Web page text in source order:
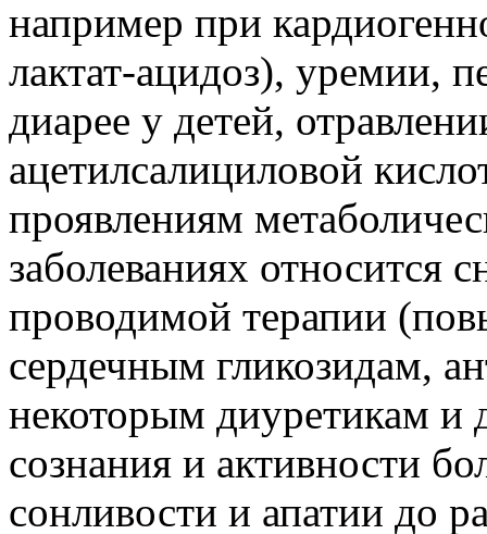
например при
лактат-ацидоз), уремии,
диарее у детей,
ацетилсалициловой
проявлениям
заболеваниях относится
проводимой терапии
сердечным гликозидам,
некоторым диуретикам и
сознания и активности
сонливости и апатии до